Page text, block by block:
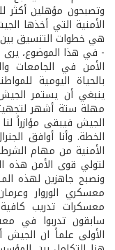
وتصبحون مؤهلين أكثر
الأمنية التي أخذها
هي خطوات التنسيق
- في هذا الموضوع، يرى
الأمن في الجامعات
بالحياة اليومية
ينبغي أن يستمر
مهلة ستة أشهر
الجيش فيبقى مؤازراً
الخطة. وأنا أوافق
الأمنية من مهام
لتولي قوى الأمن هذه
ونصبح جاهزين لهذه
معسكري الوروار
معسكرات تدريب
سابقون تدربوا في